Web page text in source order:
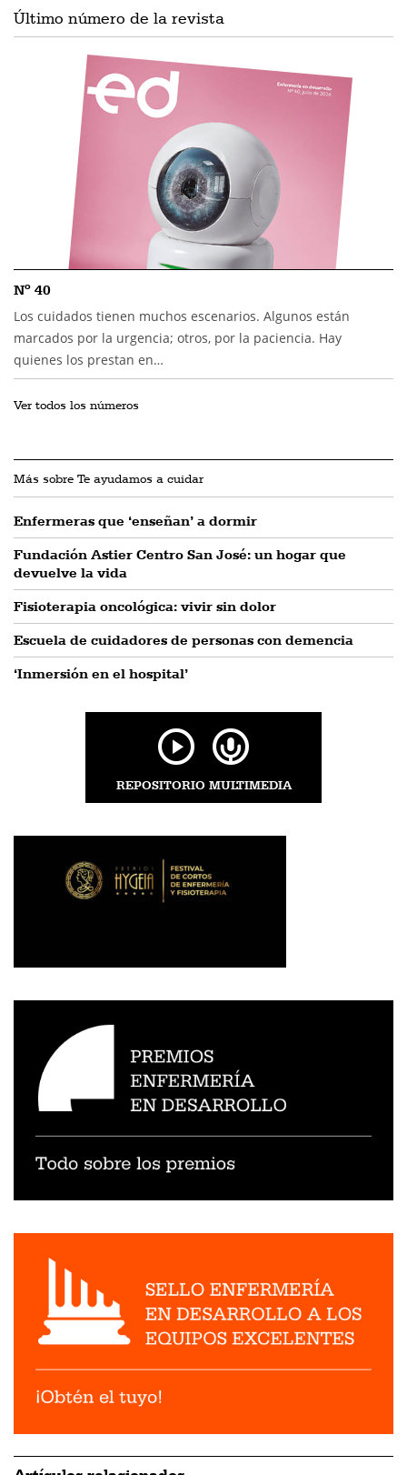
Último número de la revista
Nº 40
Los cuidados tienen muchos escenarios. Algunos están
marcados por la urgencia; otros, por la paciencia. Hay
quienes los prestan en…
Ver todos los números
Más sobre Te ayudamos a cuidar
Enfermeras que ‘enseñan’ a dormir
Fundación Astier Centro San José: un hogar que
devuelve la vida
Fisioterapia oncológica: vivir sin dolor
Escuela de cuidadores de personas con demencia
‘Inmersión en el hospital’
REPOSITORIO MULTIMEDIA